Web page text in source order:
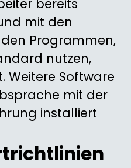
bereits
mit den
Programmen,
nutzen,
Weitere Software
mit der
installiert